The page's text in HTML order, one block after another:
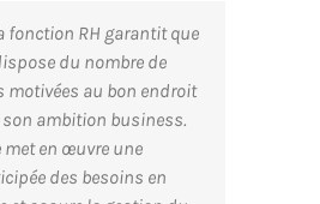
fonction RH garantit que
du nombre de
motivées au bon endroit
ambition business.
met en œuvre une
des besoins en